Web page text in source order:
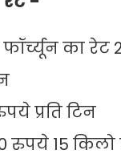
फॉर्च्यून का रेट
प्रति टिन
रुपये 15 किलो